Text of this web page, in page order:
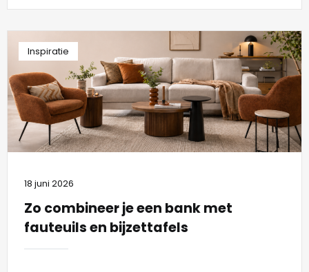
Inspiratie
18 juni 2026
Zo combineer je een bank met
fauteuils en bijzettafels